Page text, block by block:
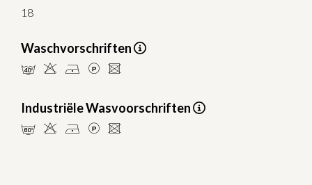
18
Waschvorschriften
nHDLU
Industriële Wasvoorschriften
pHDLU